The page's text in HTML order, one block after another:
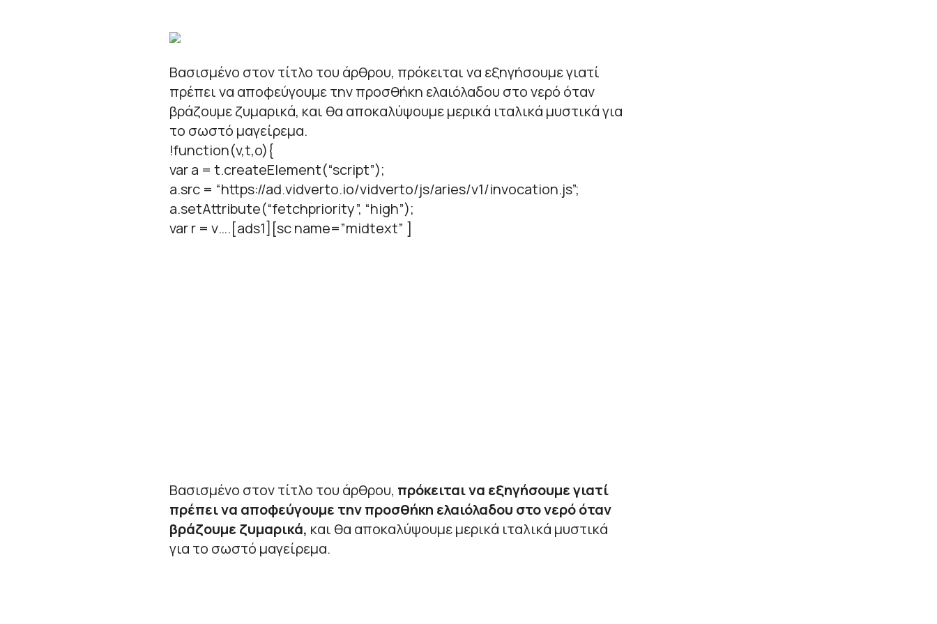
Βασισμένο στον τίτλο του άρθρου, πρόκειται να εξηγήσουμε γιατί
πρέπει να αποφεύγουμε την προσθήκη ελαιόλαδου στο νερό όταν
βράζουμε ζυμαρικά, και θα αποκαλύψουμε μερικά ιταλικά μυστικά για
το σωστό μαγείρεμα.
!function(v,t,o){
var a = t.createElement(“script”);
a.src = “https://ad.vidverto.io/vidverto/js/aries/v1/invocation.js”;
a.setAttribute(“fetchpriority”, “high”);
var r = v….[ads1][sc name=”midtext” ]
Βασισμένο στον τίτλο του άρθρου, πρόκειται να εξηγήσουμε γιατί
πρέπει να αποφεύγουμε την προσθήκη ελαιόλαδου στο νερό όταν
βράζουμε ζυμαρικά, και θα αποκαλύψουμε μερικά ιταλικά μυστικά
για το σωστό μαγείρεμα.